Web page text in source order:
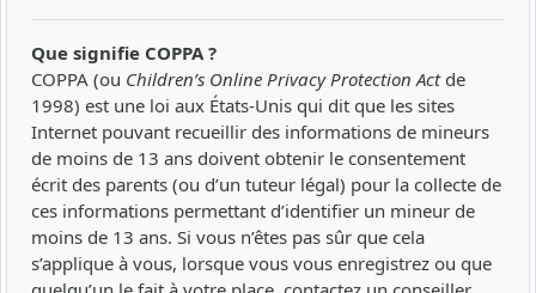
Que signifie COPPA ?
COPPA (ou Children’s Online Privacy Protection Actde
1998) est une loi aux États-Unis qui dit que les sites
Internet pouvant recueillir des informations de mineurs
de moins de 13 ans doivent obtenir le consentement
écrit des parents (ou d’un tuteur légal) pour la collecte de
ces informations permettant d’identifier un mineur de
moins de 13 ans. Si vous n’êtes pas sûr que cela
s’applique à vous, lorsque vous vous enregistrez ou que